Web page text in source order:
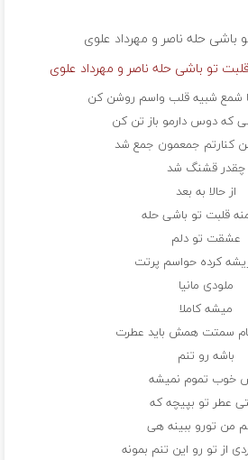
باشی حله ناصر و مهرداد علوی
تو باشی حله ناصر و مهرداد علوی
شمع شبیه قلب واسم روشن کن
که دوس دارمو باز تن کن
کنارتم جمعمون جمع شد
چقدر قشنگ شد
از حالا به بعد
قلبت تو باشی حله
عشقت تو دلم
کرده حواسم پرتت
ملودی مانیا
میشه کاملا
سمتت همش باید عطرت
باشه رو تنم
خوب تموم نمیشه
عطر تو بپیچه که
من تورو ببینه هی
از تو رو این تنم بمونه